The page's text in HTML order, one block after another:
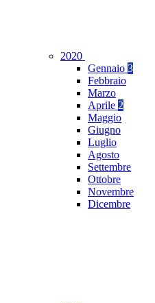
2020
Gennaio 3
Febbraio
Marzo
Aprile 2
Maggio
Giugno
Luglio
Agosto
Settembre
Ottobre
Novembre
Dicembre